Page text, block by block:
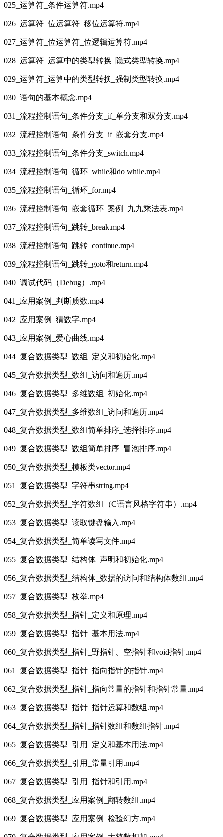
025_运算符_条件运算符.mp4
026_运算符_位运算符_移位运算符.mp4
027_运算符_位运算符_位逻辑运算符.mp4
028_运算符_运算中的类型转换_隐式类型转换.mp4
029_运算符_运算中的类型转换_强制类型转换.mp4
030_语句的基本概念.mp4
031_流程控制语句_条件分支_if_单分支和双分支.mp4
032_流程控制语句_条件分支_if_嵌套分支.mp4
033_流程控制语句_条件分支_switch.mp4
034_流程控制语句_循环_while和do while.mp4
035_流程控制语句_循环_for.mp4
036_流程控制语句_嵌套循环_案例_九九乘法表.mp4
037_流程控制语句_跳转_break.mp4
038_流程控制语句_跳转_continue.mp4
039_流程控制语句_跳转_goto和return.mp4
040_调试代码（Debug）.mp4
041_应用案例_判断质数.mp4
042_应用案例_猜数字.mp4
043_应用案例_爱心曲线.mp4
044_复合数据类型_数组_定义和初始化.mp4
045_复合数据类型_数组_访问和遍历.mp4
046_复合数据类型_多维数组_初始化.mp4
047_复合数据类型_多维数组_访问和遍历.mp4
048_复合数据类型_数组简单排序_选择排序.mp4
049_复合数据类型_数组简单排序_冒泡排序.mp4
050_复合数据类型_模板类vector.mp4
051_复合数据类型_字符串string.mp4
052_复合数据类型_字符数组（C语言风格字符串）.mp4
053_复合数据类型_读取键盘输入.mp4
054_复合数据类型_简单读写文件.mp4
055_复合数据类型_结构体_声明和初始化.mp4
056_复合数据类型_结构体_数据的访问和结构体数组.mp4
057_复合数据类型_枚举.mp4
058_复合数据类型_指针_定义和原理.mp4
059_复合数据类型_指针_基本用法.mp4
060_复合数据类型_指针_野指针、空指针和void指针.mp4
061_复合数据类型_指针_指向指针的指针.mp4
062_复合数据类型_指针_指向常量的指针和指针常量.mp4
063_复合数据类型_指针_指针运算和数组.mp4
064_复合数据类型_指针_指针数组和数组指针.mp4
065_复合数据类型_引用_定义和基本用法.mp4
066_复合数据类型_引用_常量引用.mp4
067_复合数据类型_引用_指针和引用.mp4
068_复合数据类型_应用案例_翻转数组.mp4
069_复合数据类型_应用案例_检验幻方.mp4